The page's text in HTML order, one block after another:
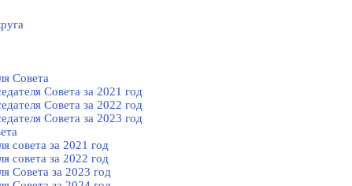
Cовета
Cовета за 2021 год
Cовета за 2022 год
Cовета за 2023 год
совета за 2021 год
совета за 2022 год
Cовета за 2023 год